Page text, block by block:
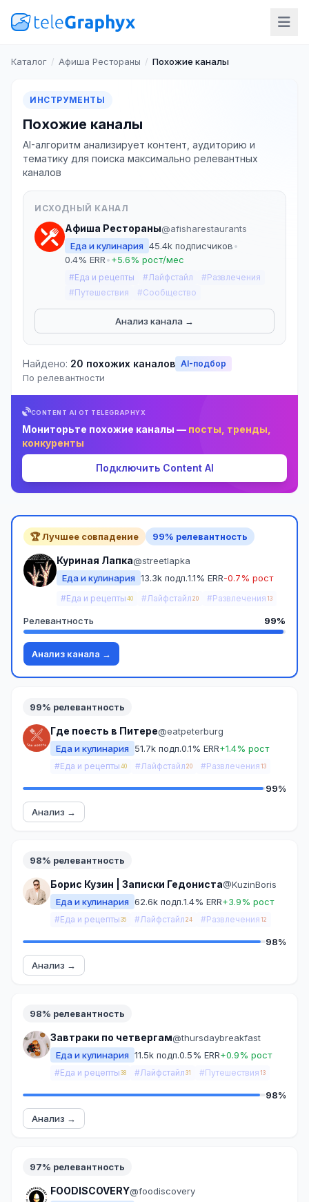
Каталог / Афиша Рестораны / Похожие каналы
ИНСТРУМЕНТЫ
Похожие каналы
AI-алгоритм анализирует контент, аудиторию и
тематику для поиска максимально релевантных
каналов
ИСХОДНЫЙ КАНАЛ
Афиша Рестораны@afisharestaurants
Еда и кулинария 45.4k подписчиков•
0.4% ERR•+5.6% рост/мес
#Еда и рецепты #Лайфстайл
#Развлечения
#Путешествия
#Сообщество
Анализ канала →
Найдено: 20 похожих каналов AI-подбор
По релевантности
CONTENT AI ОТ TELEGRAPHYX
Мониторьте похожие каналы — посты, тренды,
конкуренты
Подключить Content AI
🏆 Лучшее совпадение 99% релевантность
Куриная Лапка@streetlapka
Еда и кулинария 13.3k подп.1.1% ERR-0.7% рост
#Еда и рецепты 40 #Лайфстайл 20 #Развлечения 13
Релевантность 99%
Анализ канала →
99% релевантность
Где поесть в Питере@eatpeterburg
Еда и кулинария
51.7k подп.0.1% ERR+1.4% рост
#Еда и рецепты 40 #Лайфстайл 20 #Развлечения 13
99%
Анализ →
98% релевантность
Борис Кузин | Записки Гедониста@KuzinBoris
Еда и кулинария 62.6k подп.1.4% ERR+3.9% рост
#Еда и рецепты 35 #Лайфстайл 24 #Развлечения 12
98%
Анализ →
98% релевантность
Завтраки по четвергам@thursdaybreakfast
Еда и кулинария 11.5k подп.0.5% ERR+0.9% рост
#Еда и рецепты 38 #Лайфстайл 31 #Путешествия 13
98%
Анализ →
97% релевантность
FOODISCOVERY@foodiscovery